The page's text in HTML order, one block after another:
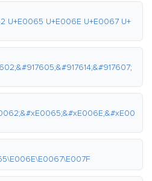
U+E0065 U+E006E U+E0067 U+